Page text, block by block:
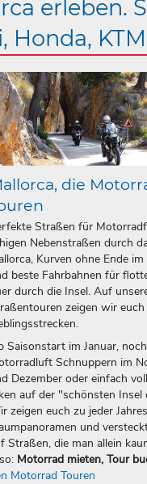
erleben.
die
Straßen für
Nebenstraßen durch
Kurven ohne Ende
beste Fahrbahnen für
durch die Insel. Auf
zeigen wir euch
Saisonstart im Januar,
Schnuppern im
Dezember oder einfach
auf der "schönsten Insel
zeigen euch zu jeder
und
Straßen, die man allein
Motorrad mieten, Tour
Motorrad Touren